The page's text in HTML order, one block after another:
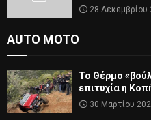
28 Δεκεμβρίου
AUTO MOTO
Το Θέρμο
επιτυχία η
30 Μαρτίου